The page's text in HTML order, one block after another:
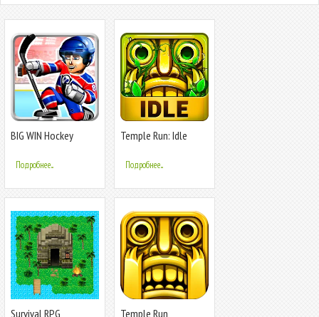
BIG WIN Hockey
Подробнее...
Temple Run: Idle
Подробнее...
Survival RPG Temple Run